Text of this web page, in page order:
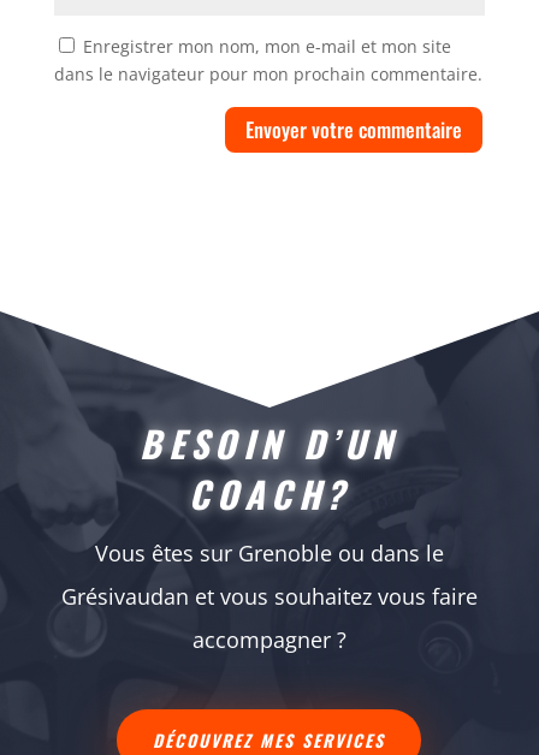
Enregistrer mon nom, mon e-mail et mon site
dans le navigateur pour mon prochain commentaire.
Envoyer votre commentaire
BESOIN D’UN
COACH?
Vous êtes sur Grenoble ou dans le
Grésivaudan et vous souhaitez vous faire
accompagner ?
DÉCOUVREZ MES SERVICES